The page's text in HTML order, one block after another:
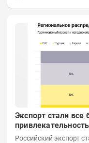
Экспорт стали все
Российский экспорт